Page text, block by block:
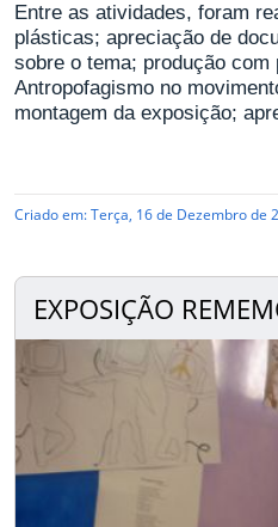
Entre as atividades, foram
plásticas; apreciação de
sobre o tema; produção
Antropofagismo no
montagem da exposição;
Criado em: Terça, 16 de Dezembro de
EXPOSIÇÃO